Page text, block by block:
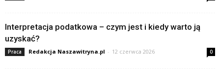
Interpretacja podatkowa – czym jest i kiedy warto ją
uzyskać?
Praca Redakcja Naszawitryna.pl - 12 czerwca 2026 0